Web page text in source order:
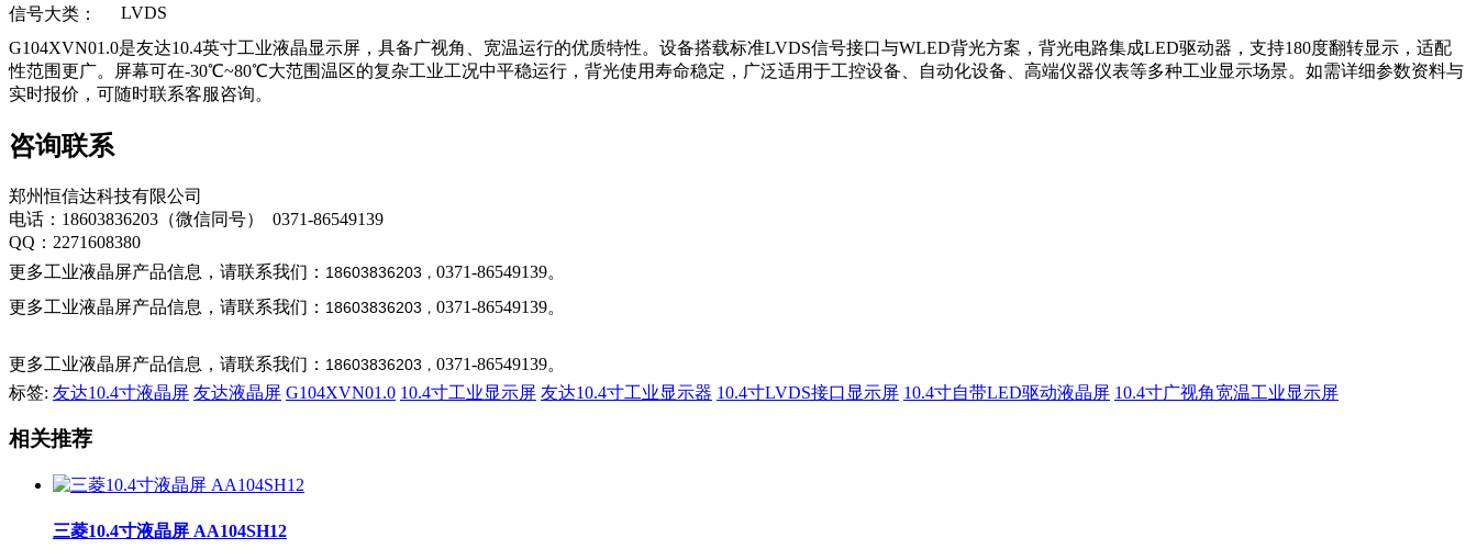
信号大类：
LVDS
G104XVN01.0是友达10.4英寸工业液晶显示屏，具备广视角、宽温运行的优质特性。设备搭载标准LVDS信号接口与WLED背光方案，背光电路集成LED驱动器，支持180度翻转显示，适配
性范围更广。屏幕可在-30℃~80℃大范围温区的复杂工业工况中平稳运行，背光使用寿命稳定，广泛适用于工控设备、自动化设备、高端仪器仪表等多种工业显示场景。如需详细参数资料与
实时报价，可随时联系客服咨询。
咨询联系
郑州恒信达科技有限公司
电话：18603836203（微信同号） 0371-86549139
QQ：2271608380
更多工业液晶屏产品信息，请联系我们： 18603836203 ， 0371-86549139。
更多工业液晶屏产品信息，请联系我们： 18603836203 ， 0371-86549139。
更多工业液晶屏产品信息，请联系我们： 18603836203 ， 0371-86549139。
标签: 友达10.4寸液晶屏 友达液晶屏 G104XVN01.0 10.4寸工业显示屏 友达10.4寸工业显示器 10.4寸LVDS接口显示屏 10.4寸自带LED驱动液晶屏 10.4寸广视角宽温工业显示屏
相关推荐
三菱10.4寸液晶屏 AA104SH12